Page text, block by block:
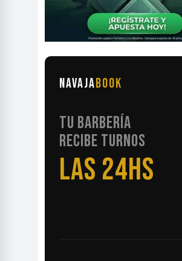
NAVAJABOOK
TU BARBERÍA
RECIBE TURNOS
LAS 24HS